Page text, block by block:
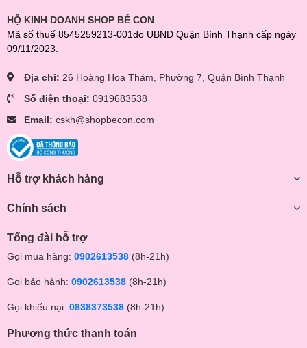
HỘ KINH DOANH SHOP BÉ CON
Mã số thuế 8545259213-001do UBND Quận Bình Thạnh cấp ngày
09/11/2023.
Địa chỉ: 26 Hoàng Hoa Thám, Phường 7, Quận Bình Thạnh
Số điện thoại: 0919683538
Email: cskh@shopbecon.com
Hỗ trợ khách hàng
Chính sách
Tổng đài hỗ trợ
Gọi mua hàng: 0902613538 (8h-21h)
Gọi bảo hành: 0902613538 (8h-21h)
Gọi khiếu nại: 0838373538 (8h-21h)
Phương thức thanh toán